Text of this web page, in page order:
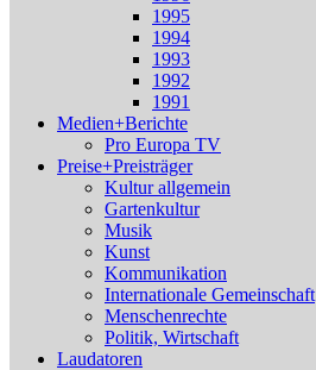
1995
1994
1993
1992
1991
Medien+Berichte
Pro Europa TV
Preise+Preisträger
Kultur allgemein
Gartenkultur
Musik
Kunst
Kommunikation
Internationale Gemeinschaft
Menschenrechte
Politik, Wirtschaft
Laudatoren